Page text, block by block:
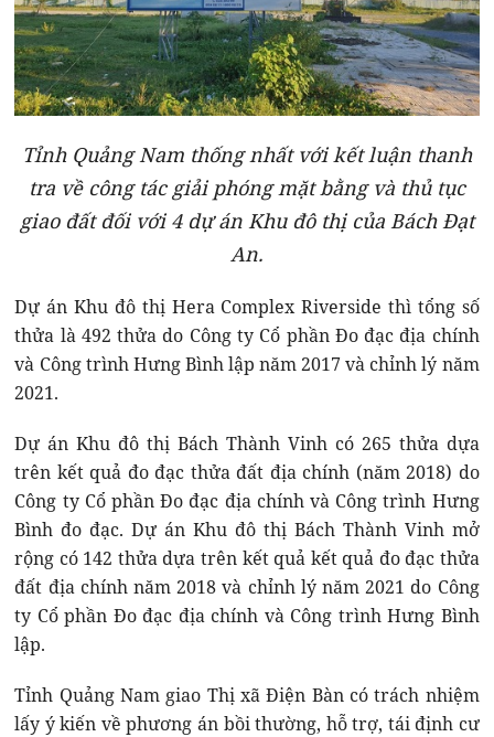
Tỉnh Quảng Nam thống nhất với kết luận thanh
tra về công tác giải phóng mặt bằng và thủ tục
giao đất đối với 4 dự án Khu đô thị của Bách Đạt
An.
Dự án Khu đô thị Hera Complex Riverside thì tổng số
thửa là 492 thửa do Công ty Cổ phần Đo đạc địa chính
và Công trình Hưng Bình lập năm 2017 và chỉnh lý năm
2021.
Dự án Khu đô thị Bách Thành Vinh có 265 thửa dựa
trên kết quả đo đạc thửa đất địa chính (năm 2018) do
Công ty Cổ phần Đo đạc địa chính và Công trình Hưng
Bình đo đạc. Dự án Khu đô thị Bách Thành Vinh mở
rộng có 142 thửa dựa trên kết quả kết quả đo đạc thửa
đất địa chính năm 2018 và chỉnh lý năm 2021 do Công
ty Cổ phần Đo đạc địa chính và Công trình Hưng Bình
lập.
Tỉnh Quảng Nam giao Thị xã Điện Bàn có trách nhiệm
lấy ý kiến về phương án bồi thường, hỗ trợ, tái định cư